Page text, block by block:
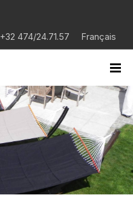
+32 474/24.71.57 Français